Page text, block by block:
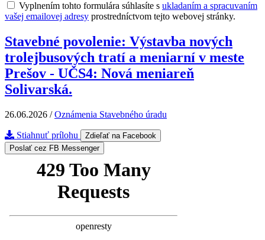
Vyplnením tohto formulára súhlasíte s ukladaním a spracuvaním
vašej emailovej adresy prostredníctvom tejto webovej stránky.
Stavebné povolenie: Výstavba nových
trolejbusových tratí a meniarní v meste
Prešov - UČS4: Nová meniareň
Solivarská.
26.06.2026 /Oznámenia Stavebného úradu
Stiahnuť prílohu
Zdieľať na Facebook
Poslať cez FB Messenger